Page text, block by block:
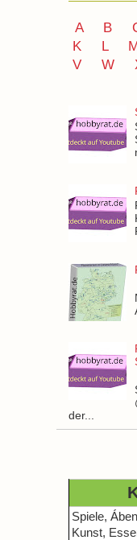
A B
K
L
V
W
der...
Spiele,
Kunst,